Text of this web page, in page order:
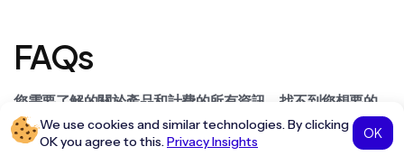
We use cookies and similar technologies. By clicking
OK you agree to this.Privacy Insights
OK
FAQs
您需要了解的關於產品和計費的所有資訊。找不到您想要的
答案？請聯絡我們友善的客服團隊。